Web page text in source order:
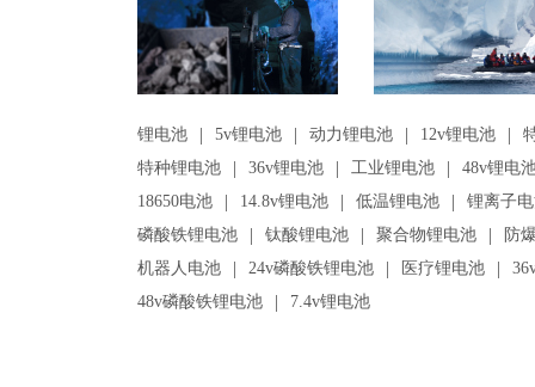
锂电池 | 5v锂电池 | 动力锂电池 | 12v锂电池 |
特种锂电池
| 36v锂电池 | 工业锂电池 |
48v锂电
18650电池
| 14.8v锂电池 | 低温锂电池 |
锂离子
磷酸铁锂电池
| 钛酸锂电池 | 聚合物锂电池 |
防
机器人电池
| 24v磷酸铁锂电池 | 医疗锂电池 |
48v磷酸铁锂电池
| 7.4v锂电池